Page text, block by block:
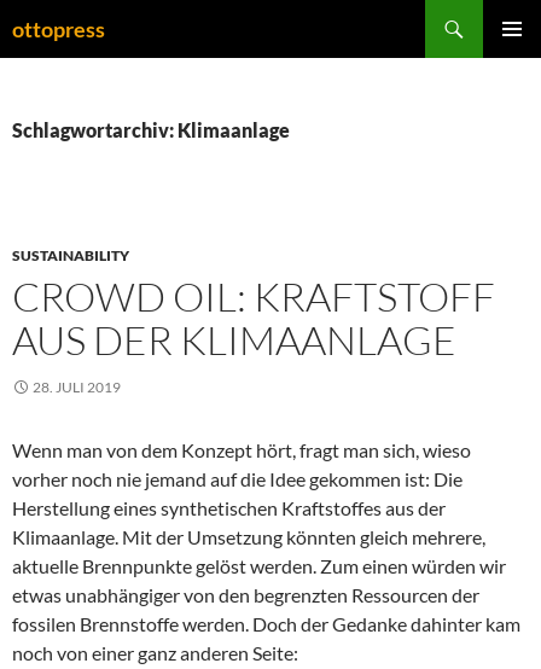
Inhalt
ottopress
Schlagwortarchiv: Klimaanlage
SUSTAINABILITY
CROWD OIL: KRAFTSTOFF
AUS DER KLIMAANLAGE
28. JULI 2019
Wenn man von dem Konzept hört, fragt man sich, wieso
vorher noch nie jemand auf die Idee gekommen ist: Die
Herstellung eines synthetischen Kraftstoffes aus der
Klimaanlage. Mit der Umsetzung könnten gleich mehrere,
aktuelle Brennpunkte gelöst werden. Zum einen würden wir
etwas unabhängiger von den begrenzten Ressourcen der
fossilen Brennstoffe werden. Doch der Gedanke dahinter kam
noch von einer ganz anderen Seite: